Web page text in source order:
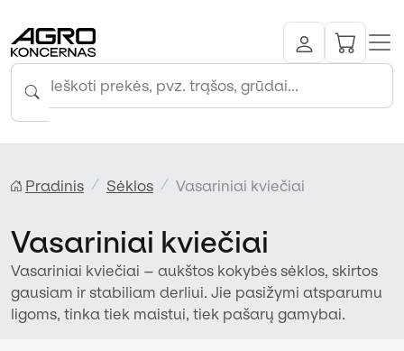
Pradinis Sėklos Vasariniai kviečiai
Vasariniai kviečiai
Vasariniai kviečiai – aukštos kokybės sėklos, skirtos
gausiam ir stabiliam derliui. Jie pasižymi atsparumu
ligoms, tinka tiek maistui, tiek pašarų gamybai.